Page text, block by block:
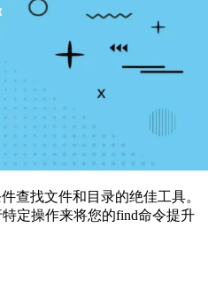
查找文件和目录的绝佳工具。
定操作来将您的find命令提升